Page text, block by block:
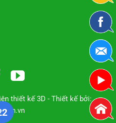
thiết kế 3D - Thiết kế bởi: